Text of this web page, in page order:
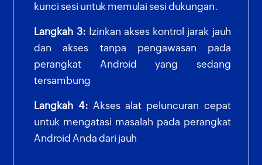
kunci sesi untuk memulai sesi dukungan.
Langkah 3: Izinkan akses kontrol jarak jauh
dan akses tanpa pengawasan pada
perangkat Android yang sedang
tersambung
Langkah 4: Akses alat peluncuran cepat
untuk mengatasi masalah pada perangkat
Android Anda dari jauh